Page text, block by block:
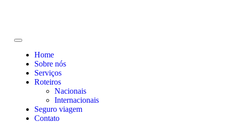
Home
Sobre nós
Serviços
Roteiros
Nacionais
Internacionais
Seguro viagem
Contato